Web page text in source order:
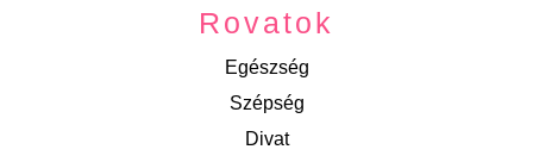
Rovatok
Egészség
Szépség
Divat